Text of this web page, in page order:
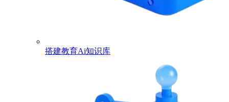
搭建教育Ai知识库